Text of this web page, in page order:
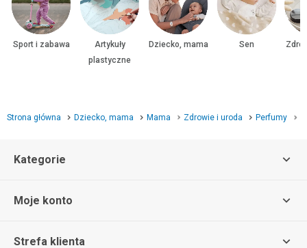
Sport i zabawa
Artykuły
plastyczne
Dziecko, mama Sen
Strona główna Dziecko, mama Mama Zdrowie i uroda Perfumy
Kategorie
Moje konto
Strefa klienta